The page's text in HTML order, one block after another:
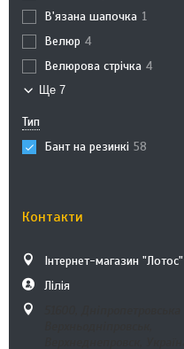
В'язана шапочка 1
Велюр 4
Велюрова стрічка 4
Ще 7
Тип
Бант на резинкі 58
Контакти
Інтернет-магазин "Лотос"
Лілія